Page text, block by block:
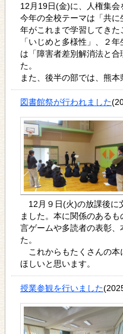
12月19日(金)に、人権集会
今年の全校テーマは「共
年がこれまで学習してき
「いじめと多様性」、２
は「障害者差別解消法と
た。
また、後半の部では、熊本
図書館祭が行われました
12月９日(火)の放課後に
ました。本に関係のある
言ゲームや多読者の表彰
た。
これからもたくさんの本
ほしいと思います。
授業参観を行いました